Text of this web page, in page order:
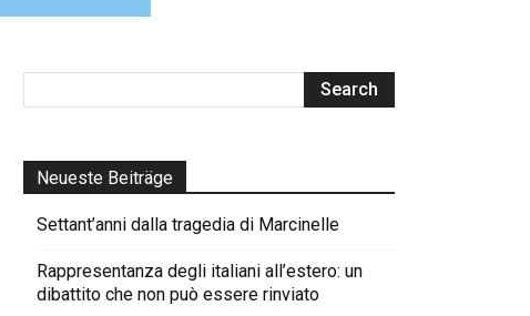
Neueste Beiträge
Settant’anni dalla tragedia di Marcinelle
Rappresentanza degli italiani all’estero: un
dibattito che non può essere rinviato